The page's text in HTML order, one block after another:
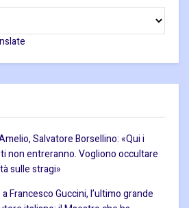
Salvatore Borsellino: «Qui i
non entreranno. Vogliono occultare
sulle stragi»
Francesco Guccini, l’ultimo grande